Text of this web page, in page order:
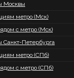
Москвы
метро (Мск)
с метро (Мск)
Санкт-Петербурга
метро (СПб)
с метро (СПб)